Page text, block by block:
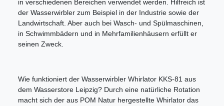
in verschiedenen Bereichen verwendet werden. Hilfreich ist
der Wasserwirbler zum Beispiel in der Industrie sowie der
Landwirtschaft. Aber auch bei Wasch- und Spülmaschinen,
in Schwimmbädern und in Mehrfamilienhäusern erfüllt er
seinen Zweck.
Wie funktioniert der Wasserwirbler Whirlator KKS-81 aus
dem Wasserstore Leipzig? Durch eine natürliche Rotation
macht sich der aus POM Natur hergestellte Whirlator das